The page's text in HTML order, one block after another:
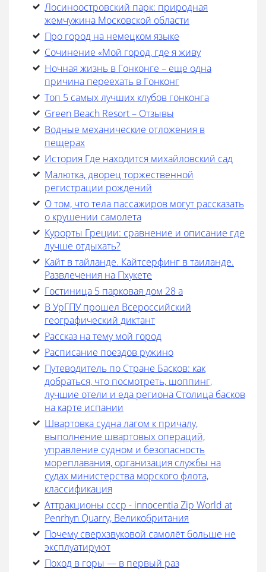
Лосиноостровский парк: природная
жемчужина Московской области
Про город на немецком языке
Cочинение «Мой город, где я живу
Ночная жизнь в Гонконге – еще одна
причина переехать в Гонконг
Топ 5 самых лучших клубов гонконга
Green Beach Resort – Отзывы
Водные механические отложения в
пещерах
История Где находится михайловский сад
Малютка, дворец торжественной
регистрации рождений
О том, что тела пассажиров могут рассказать
о крушении самолета
Курорты Греции: сравнение и описание где
лучше отдыхать?
Кайт в тайланде. Кайтсерфинг в таиланде.
Развлечения на Пхукете
Гостиница 5 парковая дом 28 а
В УрГПУ прошел Всероссийский
географический диктант
Рассказ на тему мой город
Расписание поездов ружино
Путеводитель по Стране Басков: как
добраться, что посмотреть, шоппинг,
лучшие отели и еда региона Столица басков
на карте испании
Швартовка судна лагом к причалу,
выполнение швартовых операций,
управление судном и безопасность
мореплавания, организация службы на
судах министерства морского флота,
классификация
Аттракционы ссср - innocentia Zip World at
Penrhyn Quarry, Великобритания
Почему сверхзвуковой самолёт больше не
эксплуатируют
Поход в горы — в первый раз